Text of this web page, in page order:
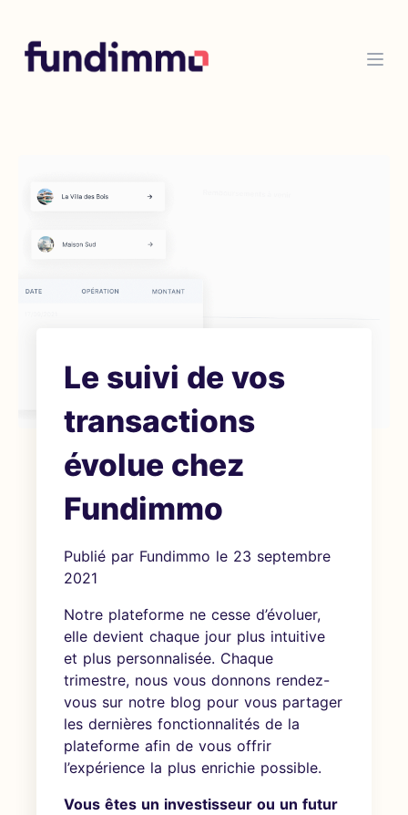
Le suivi de vos
transactions
évolue chez
Fundimmo
Publié par Fundimmo le 23 septembre
2021
Notre plateforme ne cesse d’évoluer,
elle devient chaque jour plus intuitive
et plus personnalisée. Chaque
trimestre, nous vous donnons rendez-
vous sur notre blog pour vous partager
les dernières fonctionnalités de la
plateforme afin de vous offrir
l’expérience la plus enrichie possible.
Vous êtes un investisseur ou un futur